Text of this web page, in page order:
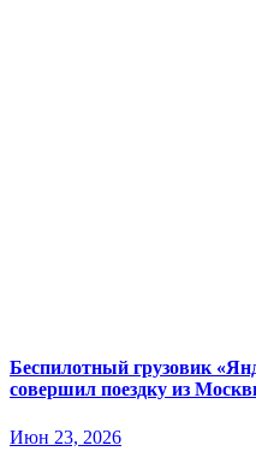
Беспилотный грузовик
совершил поездку из
Июн 23, 2026